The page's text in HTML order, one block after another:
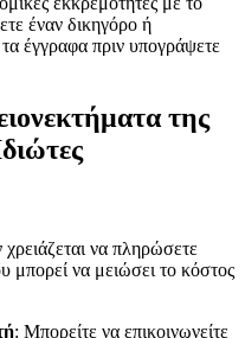
έναν δικηγόρο ή
έγγραφα πριν υπογράψετε
της
χρειάζεται να πληρώσετε
μπορεί να μειώσει το κόστος
: Μπορείτε να επικοινωνείτε